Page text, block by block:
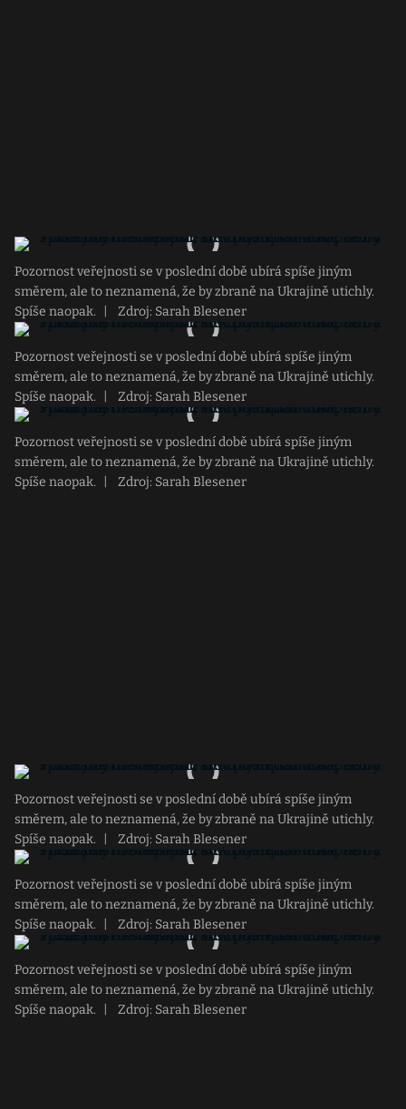
Pozornost veřejnosti se v poslední době ubírá spíše jiným
směrem, ale to neznamená, že by zbraně na Ukrajině utichly.
Spíše naopak.
Zdroj: Sarah Blesener
Pozornost veřejnosti se v poslední době ubírá spíše jiným
směrem, ale to neznamená, že by zbraně na Ukrajině utichly.
Spíše naopak.
Zdroj: Sarah Blesener
Pozornost veřejnosti se v poslední době ubírá spíše jiným
směrem, ale to neznamená, že by zbraně na Ukrajině utichly.
Spíše naopak.
Zdroj: Sarah Blesener
Pozornost veřejnosti se v poslední době ubírá spíše jiným
směrem, ale to neznamená, že by zbraně na Ukrajině utichly.
Spíše naopak.
Zdroj: Sarah Blesener
Pozornost veřejnosti se v poslední době ubírá spíše jiným
směrem, ale to neznamená, že by zbraně na Ukrajině utichly.
Spíše naopak.
Zdroj: Sarah Blesener
Pozornost veřejnosti se v poslední době ubírá spíše jiným
směrem, ale to neznamená, že by zbraně na Ukrajině utichly.
Spíše naopak.
Zdroj: Sarah Blesener